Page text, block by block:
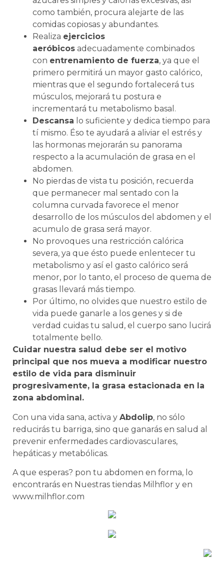
como también, procura alejarte de las
comidas copiosas y abundantes.
Realiza ejercicios
aeróbicos adecuadamente combinados
con entrenamiento de fuerza, ya que el
primero permitirá un mayor gasto calórico,
mientras que el segundo fortalecerá tus
músculos, mejorará tu postura e
incrementará tu metabolismo basal.
Descansa lo suficiente y dedica tiempo para
tí mismo. Éso te ayudará a aliviar el estrés y
las hormonas mejorarán su panorama
respecto a la acumulación de grasa en el
abdomen.
No pierdas de vista tu posición, recuerda
que permanecer mal sentado con la
columna curvada favorece el menor
desarrollo de los músculos del abdomen y el
acumulo de grasa será mayor.
No provoques una restricción calórica
severa, ya que ésto puede enlentecer tu
metabolismo y así el gasto calórico será
menor, por lo tanto, el proceso de quema de
grasas llevará más tiempo.
Por último, no olvides que nuestro estilo de
vida puede ganarle a los genes y si de
verdad cuidas tu salud, el cuerpo sano lucirá
totalmente bello.
Cuidar nuestra salud debe ser el motivo
principal que nos mueva a modificar nuestro
estilo de vida para disminuir
progresivamente, la grasa estacionada en la
zona abdominal.
Con una vida sana, activa y Abdolip, no sólo
reducirás tu barriga, sino que ganarás en salud al
prevenir enfermedades cardiovasculares,
hepáticas y metabólicas.
A que esperas? pon tu abdomen en forma, lo
encontrarás en Nuestras tiendas Milhflor y en
www.milhflor.com